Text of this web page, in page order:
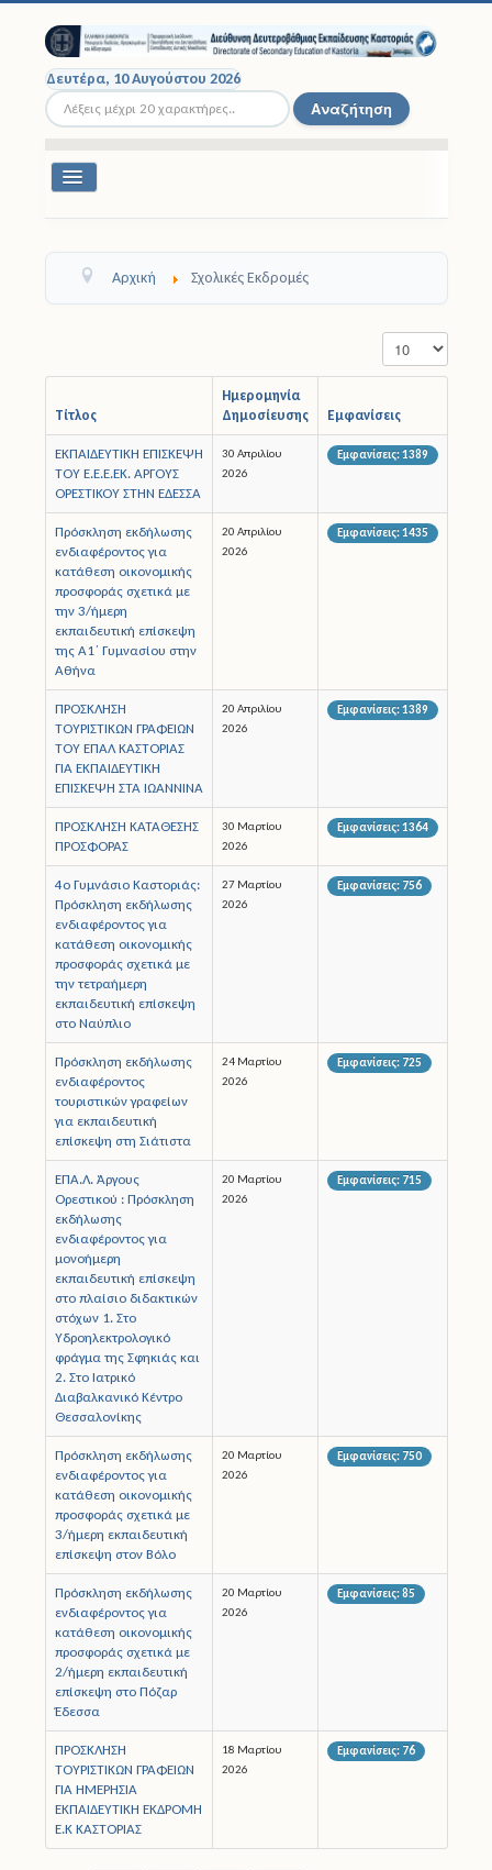
Δευτέρα, 10 Αυγούστου 2026
Αναζήτηση... Αναζήτηση
Εναλλαγή
Σχολικές Εκδρομές
Νομοθεσία
Άδειες
Πολιτική Προστασία
Ηλεκτρονικές Υπηρεσίες
Επικοινωνία
Αρχική Σχολικές Εκδρομές
Τίτλος
Ημερομηνία
Δημοσίευσης
Εμφανίσεις
ΕΚΠΑΙΔΕΥΤΙΚΗ ΕΠΙΣΚΕΨΗ
ΤΟΥ Ε.Ε.Ε.ΕΚ. ΑΡΓΟΥΣ
ΟΡΕΣΤΙΚΟΥ ΣΤΗΝ ΕΔΕΣΣΑ
30 Απριλίου
2026
Εμφανίσεις: 1389
Πρόσκληση εκδήλωσης
ενδιαφέροντος για
κατάθεση οικονομικής
προσφοράς σχετικά με
την 3/ήμερη
εκπαιδευτική επίσκεψη
της Α1΄ Γυμνασίου στην
Αθήνα
20 Απριλίου
2026
Εμφανίσεις: 1435
ΠΡΟΣΚΛΗΣΗ
ΤΟΥΡΙΣΤΙΚΩΝ ΓΡΑΦΕΙΩΝ
ΤΟΥ ΕΠΑΛ ΚΑΣΤΟΡΙΑΣ
ΓΙΑ ΕΚΠΑΙΔΕΥΤΙΚΗ
ΕΠΙΣΚΕΨΗ ΣΤΑ ΙΩΑΝΝΙΝΑ
20 Απριλίου
2026
Εμφανίσεις: 1389
ΠΡΟΣΚΛΗΣΗ ΚΑΤΑΘΕΣΗΣ
ΠΡΟΣΦΟΡΑΣ
30 Μαρτίου
2026
Εμφανίσεις: 1364
4ο Γυμνάσιο Καστοριάς:
Πρόσκληση εκδήλωσης
ενδιαφέροντος για
κατάθεση οικονομικής
προσφοράς σχετικά με
την τετραήμερη
εκπαιδευτική επίσκεψη
στο Ναύπλιο
27 Μαρτίου
2026
Εμφανίσεις: 756
Πρόσκληση εκδήλωσης
ενδιαφέροντος
τουριστικών γραφείων
για εκπαιδευτική
επίσκεψη στη Σιάτιστα
24 Μαρτίου
2026
Εμφανίσεις: 725
ΕΠΑ.Λ. Άργους
Ορεστικού : Πρόσκληση
εκδήλωσης
ενδιαφέροντος για
μονοήμερη
εκπαιδευτική επίσκεψη
στο πλαίσιο διδακτικών
στόχων 1. Στο
Υδροηλεκτρολογικό
φράγμα της Σφηκιάς και
2. Στο Ιατρικό
Διαβαλκανικό Κέντρο
Θεσσαλονίκης
20 Μαρτίου
2026
Εμφανίσεις: 715
Πρόσκληση εκδήλωσης
ενδιαφέροντος για
κατάθεση οικονομικής
προσφοράς σχετικά με
3/ήμερη εκπαιδευτική
επίσκεψη στον Βόλο
20 Μαρτίου
2026
Εμφανίσεις: 750
Πρόσκληση εκδήλωσης
ενδιαφέροντος για
κατάθεση οικονομικής
προσφοράς σχετικά με
2/ήμερη εκπαιδευτική
επίσκεψη στο Πόζαρ
Έδεσσα
20 Μαρτίου
2026
Εμφανίσεις: 85
ΠΡΟΣΚΛΗΣΗ
ΤΟΥΡΙΣΤΙΚΩΝ ΓΡΑΦΕΙΩΝ
ΓΙΑ ΗΜΕΡΗΣΙΑ
ΕΚΠΑΙΔΕΥΤΙΚΗ ΕΚΔΡΟΜΗ
Ε.Κ ΚΑΣΤΟΡΙΑΣ
18 Μαρτίου
2026
Εμφανίσεις: 76